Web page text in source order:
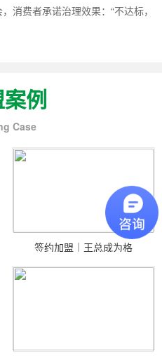
消费者承诺治理效果：“不达标，
例
Case
签约加盟｜王总成为格